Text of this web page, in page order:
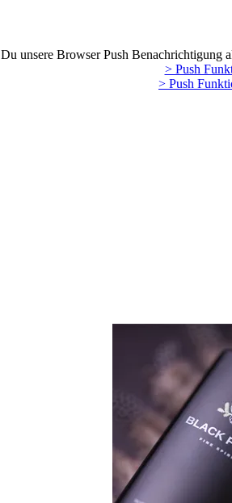
unsere Browser Push Benachrichtigung
> Push
> Push